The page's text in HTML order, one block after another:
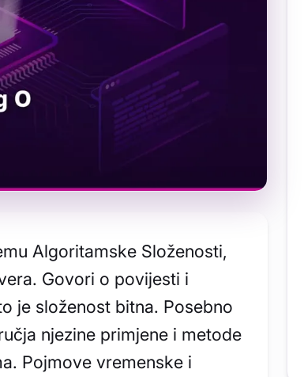
Algoritamske Složenosti,
Govori o povijesti i
je složenost bitna. Posebno
njezine primjene i metode
Pojmove vremenske i